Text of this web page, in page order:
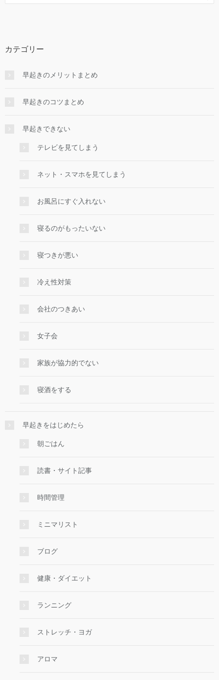
カテゴリー
早起きのメリットまとめ
早起きのコツまとめ
早起きできない
テレビを見てしまう
ネット・スマホを見てしまう
お風呂にすぐ入れない
寝るのがもったいない
寝つきが悪い
冷え性対策
会社のつきあい
女子会
家族が協力的でない
寝酒をする
早起きをはじめたら
朝ごはん
読書・サイト記事
時間管理
ミニマリスト
ブログ
健康・ダイエット
ランニング
ストレッチ・ヨガ
アロマ